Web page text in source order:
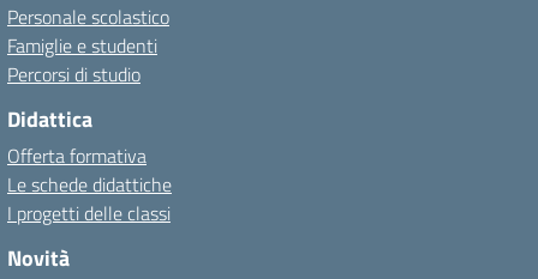
Personale scolastico
Famiglie e studenti
Percorsi di studio
Didattica
Offerta formativa
Le schede didattiche
I progetti delle classi
Novità